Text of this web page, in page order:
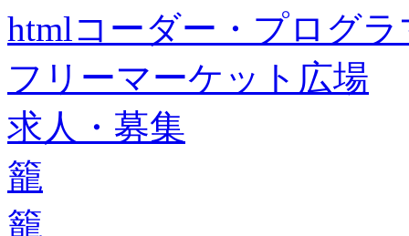
htmlコーダー・プログラ
フリーマーケット広場
求人・募集
籠
籠